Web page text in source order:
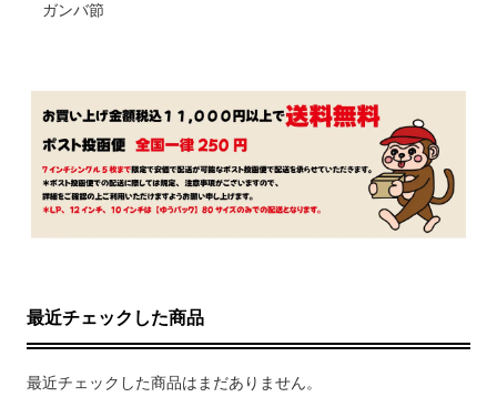
ガンバ節
最近チェックした商品
最近チェックした商品はまだありません。